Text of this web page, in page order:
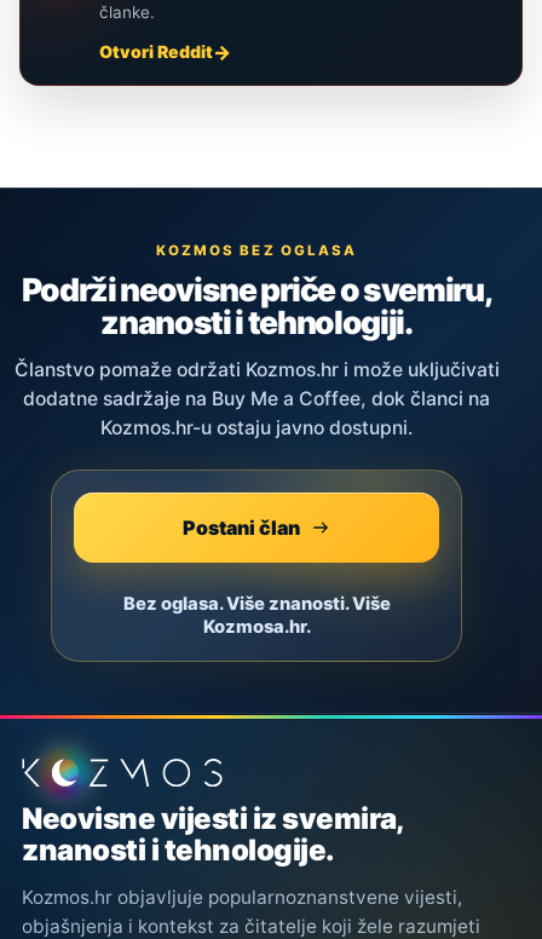
članke.
Otvori Reddit
KOZMOS BEZ OGLASA
Podrži neovisne priče o svemiru,
znanosti i tehnologiji.
Članstvo pomaže održati Kozmos.hr i može uključivati
dodatne sadržaje na Buy Me a Coffee, dok članci na
Kozmos.hr-u ostaju javno dostupni.
Postani član
Bez oglasa. Više znanosti. Više
Kozmosa.hr.
Podnožje stranice
Neovisne vijesti iz svemira,
znanosti i tehnologije.
Kozmos.hr objavljuje popularnoznanstvene vijesti,
objašnjenja i kontekst za čitatelje koji žele razumjeti